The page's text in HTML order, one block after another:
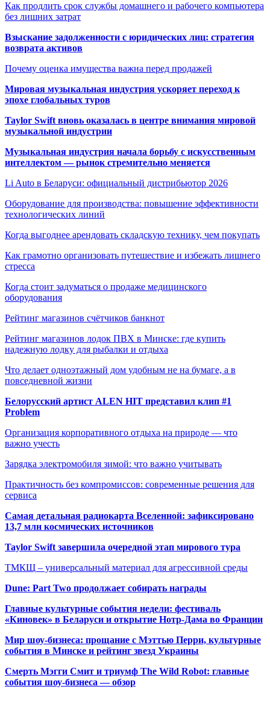
Как продлить срок службы домашнего и рабочего компьютера
без лишних затрат
Взыскание задолженности с юридических лиц: стратегия
возврата активов
Почему оценка имущества важна перед продажей
Мировая музыкальная индустрия ускоряет переход к
эпохе глобальных туров
Taylor Swift вновь оказалась в центре внимания мировой
музыкальной индустрии
Музыкальная индустрия начала борьбу с искусственным
интеллектом — рынок стремительно меняется
Li Auto в Беларуси: официальный дистрибьютор 2026
Оборудование для производства: повышение эффективности
технологических линий
Когда выгоднее арендовать складскую технику, чем покупать
Как грамотно организовать путешествие и избежать лишнего
стресса
Когда стоит задуматься о продаже медицинского
оборудования
Рейтинг магазинов счётчиков банкнот
Рейтинг магазинов лодок ПВХ в Минске: где купить
надежную лодку для рыбалки и отдыха
Что делает одноэтажный дом удобным не на бумаге, а в
повседневной жизни
Белорусский артист ALEN HIT представил клип #1
Problem
Организация корпоративного отдыха на природе — что
важно учесть
Зарядка электромобиля зимой: что важно учитывать
Практичность без компромиссов: современные решения для
сервиса
Самая детальная радиокарта Вселенной: зафиксировано
13,7 млн космических источников
Taylor Swift завершила очередной этап мирового тура
ТМКЩ – универсальный материал для агрессивной среды
Dune: Part Two продолжает собирать награды
Главные культурные события недели: фестиваль
«Киновек» в Беларуси и открытие Нотр-Дама во Франции
Мир шоу-бизнеса: прощание с Мэттью Перри, культурные
события в Минске и рейтинг звезд Украины
Смерть Мэгги Смит и триумф The Wild Robot: главные
события шоу-бизнеса — обзор